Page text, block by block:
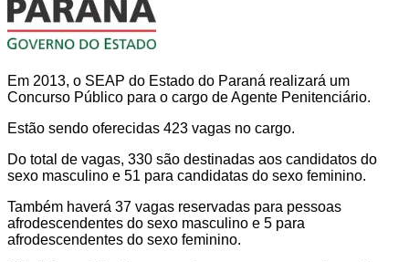
Em 2013, o SEAP do Estado do Paraná realizará um
Concurso Público para o cargo de Agente Penitenciário.
Estão sendo oferecidas 423 vagas no cargo.
Do total de vagas, 330 são destinadas aos candidatos do
sexo masculino e 51 para candidatas do sexo feminino.
Também haverá 37 vagas reservadas para pessoas
afrodescendentes do sexo masculino e 5 para
afrodescendentes do sexo feminino.